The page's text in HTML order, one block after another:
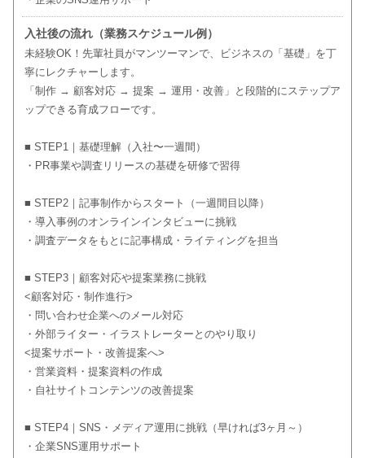
入社後の流れ（業務スケジュール例）
未経験OK！先輩社員がマンツーマンで、ビジネスの「基礎」を丁
寧にレクチャーします。
「制作 → 顧客対応 → 提案 → 運用・改善」と段階的にステップア
ップできる育成フローです。
■ STEP1｜基礎理解（入社〜一週間）
・PR事業や調査リリースの基礎を研修で習得
■ STEP2｜記事制作からスタート（一週間目以降）
・導入事例のオンラインインタビューに挑戦
・調査データをもとに記事構成・ライティングを担当
■ STEP3｜顧客対応や提案業務に挑戦
<顧客対応・制作進行>
・問い合わせ企業へのメール対応
・外部ライター・イラストレーターとのやり取り
<提案サポート・改善提案へ>
・営業資料・提案資料の作成
・自社サイトコンテンツの改善提案
■ STEP4｜SNS・メディア運用に挑戦（早ければ3ヶ月～）
・企業SNS運用サポート